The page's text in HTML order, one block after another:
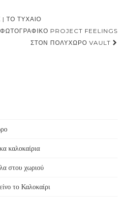
ΤΟ ΤΥΧΑΊΟ
PROJECT FEELINGS
ΣΤΟΝ ΠΟΛΥΧΏΡΟ VAULT
καλοκαίρια
στου χωριού
το Καλοκαίρι